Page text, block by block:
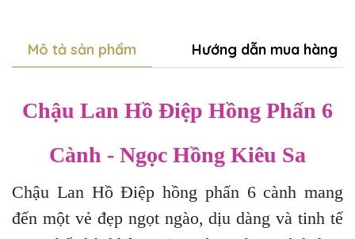
Mô tả sản phẩm Hướng dẫn mua hàng
Chậu Lan Hồ Điệp Hồng Phấn 6
Cành - Ngọc Hồng Kiêu Sa
Chậu Lan Hồ Điệp hồng phấn 6 cành mang
đến một vẻ đẹp ngọt ngào, dịu dàng và tinh tế